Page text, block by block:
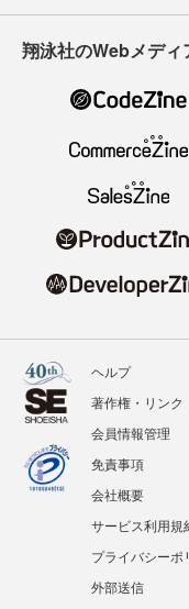
翔泳社のWebメディ
ヘルプ
著作権・リンク
会員情報管理
免責事項
会社概要
サービス利用規
プライバシーポ
外部送信